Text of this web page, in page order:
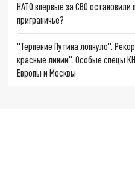
НАТО впервые за СВО
приграничье?
"Терпение Путина лопнуло".
красные линии". Особые спецы
Европы и Москвы